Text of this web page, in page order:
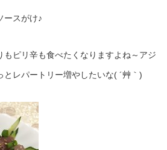
ースがけ♪
もピリ辛も食べたくなりますよね～アジ
レパートリー増やしたいな( ´艸｀)